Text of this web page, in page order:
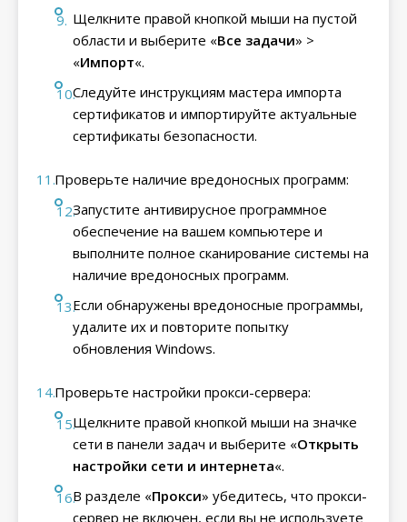
Щелкните правой кнопкой мыши на пустой
области и выберите «Все задачи» >
«Импорт«.
Следуйте инструкциям мастера импорта
сертификатов и импортируйте актуальные
сертификаты безопасности.
Проверьте наличие вредоносных программ:
Запустите антивирусное программное
обеспечение на вашем компьютере и
выполните полное сканирование системы на
наличие вредоносных программ.
Если обнаружены вредоносные программы,
удалите их и повторите попытку
обновления Windows.
Проверьте настройки прокси-сервера:
Щелкните правой кнопкой мыши на значке
сети в панели задач и выберите «Открыть
настройки сети и интернета«.
В разделе «Прокси» убедитесь, что прокси-
сервер не включен, если вы не используете